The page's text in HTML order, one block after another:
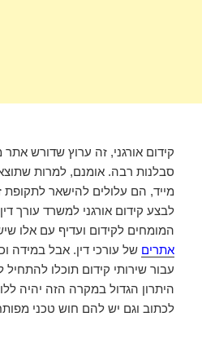
קידום אורגני, זה ערוץ שדורש
סבלנות רבה. אומנם, למרות
מייד, הם עלולים להישאר לתקופת
לבצע קידום אורגני למשרד עורך
המומחים לקידום ועדיף עם אלו
אתרים של עורכי דין. אבל במידה
עבור שירותי קידום תוכלו
היתרון הגדול במקרה הזה יהיה
לכתוב וגם יש להם חוש טכני